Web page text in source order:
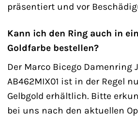
präsentiert und vor
Kann ich den Ring auch in
Goldfarbe bestellen?
Der Marco Bicego Damenring
AB462MIX01 ist in der Regel
Gelbgold erhältlich. Bitte
bei uns nach den aktuellen